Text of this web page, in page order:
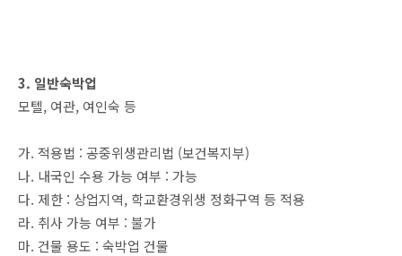
3. 일반숙박업
모텔, 여관, 여인숙 등
가. 적용법 : 공중위생관리법 (보건복지부)
나. 내국인 수용 가능 여부 : 가능
다. 제한 : 상업지역, 학교환경위생 정화구역 등 적용
라. 취사 가능 여부 : 불가
마. 건물 용도 : 숙박업 건물